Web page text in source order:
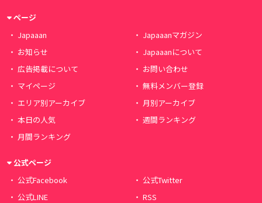
ページ
Japaaan
Japaaanマガジン
お知らせ
Japaaanについて
広告掲載について
お問い合わせ
マイページ
無料メンバー登録
エリア別アーカイブ
月別アーカイブ
本日の人気
週間ランキング
月間ランキング
公式ページ
公式Facebook
公式Twitter
公式LINE
RSS